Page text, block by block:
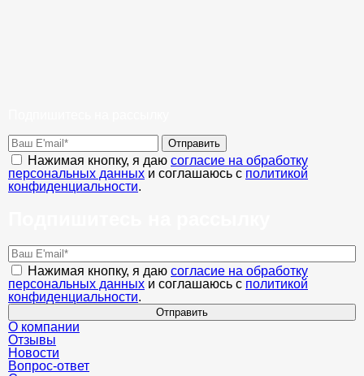
Отправить
Нажимая кнопку, я даю согласие на обработку
персональных данных и соглашаюсь с политикой
конфиденциальности.
Нажимая кнопку, я даю согласие на обработку
персональных данных и соглашаюсь с политикой
конфиденциальности.
Отправить
О компании
Отзывы
Новости
Вопрос-ответ